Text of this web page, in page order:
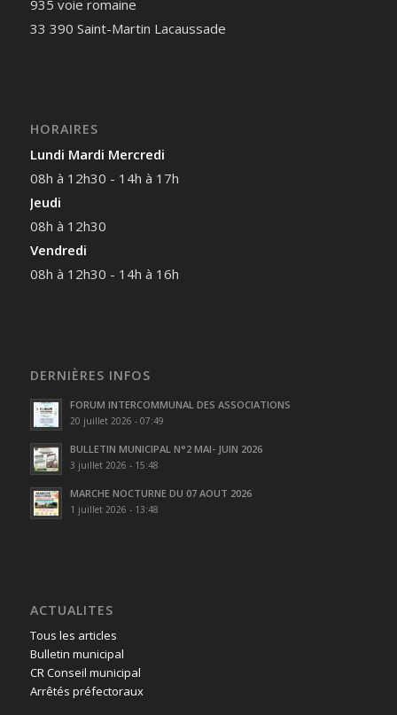
935 voie romaine
33 390 Saint-Martin Lacaussade
HORAIRES
Lundi Mardi Mercredi
08h à 12h30 - 14h à 17h
Jeudi
08h à 12h30
Vendredi
08h à 12h30 - 14h à 16h
DERNIÈRES INFOS
FORUM INTERCOMMUNAL DES ASSOCIATIONS
20 juillet 2026 - 07:49
BULLETIN MUNICIPAL N°2 MAI- JUIN 2026
3 juillet 2026 - 15:48
MARCHE NOCTURNE DU 07 AOUT 2026
1 juillet 2026 - 13:48
ACTUALITES
Tous les articles
Bulletin municipal
CR Conseil municipal
Arrêtés préfectoraux